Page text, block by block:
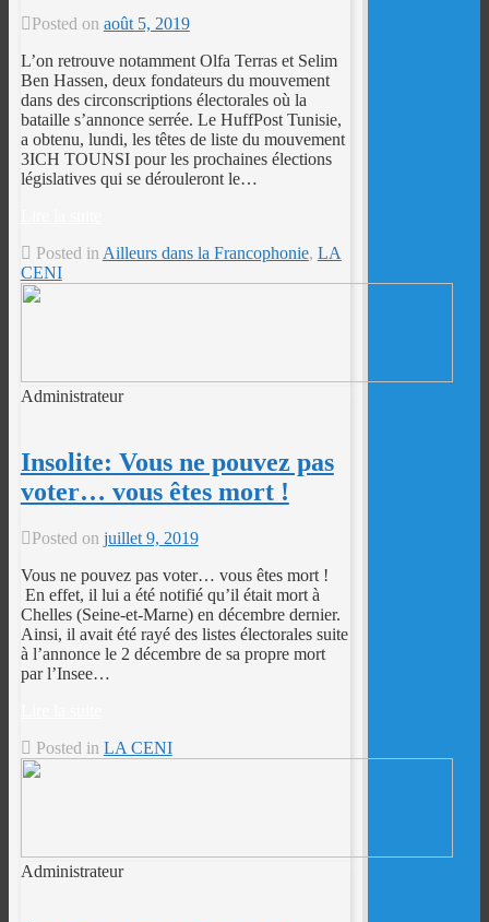
Posted on août 5, 2019
L’on retrouve notamment Olfa Terras et Selim
Ben Hassen, deux fondateurs du mouvement
dans des circonscriptions électorales où la
bataille s’annonce serrée. Le HuffPost Tunisie,
a obtenu, lundi, les têtes de liste du mouvement
3ICH TOUNSI pour les prochaines élections
législatives qui se dérouleront le…
Posted in Ailleurs dans la Francophonie, LA
CENI
Administrateur
Insolite: Vous ne pouvez pas
voter… vous êtes mort !
Posted on juillet 9, 2019
Vous ne pouvez pas voter… vous êtes mort !
En effet, il lui a été notifié qu’il était mort à
Chelles (Seine-et-Marne) en décembre dernier.
Ainsi, il avait été rayé des listes électorales suite
à l’annonce le 2 décembre de sa propre mort
par l’Insee…
Posted in LA CENI
Administrateur